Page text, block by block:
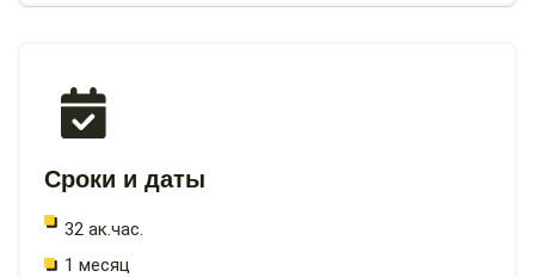
Сроки и даты
32 ак.час.
1 месяц